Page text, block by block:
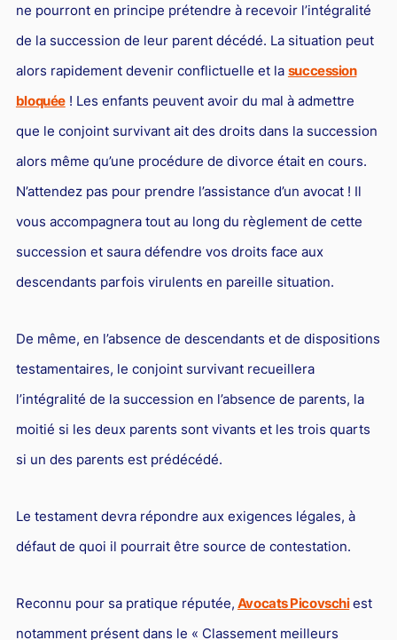
ne pourront en principe prétendre à recevoir l’intégralité
de la succession de leur parent décédé. La situation peut
alors rapidement devenir conflictuelle et la succession
bloquée! Les enfants peuvent avoir du mal à admettre
que le conjoint survivant ait des droits dans la succession
alors même qu’une procédure de divorce était en cours.
N’attendez pas pour prendre l’assistance d’un avocat ! Il
vous accompagnera tout au long du règlement de cette
succession et saura défendre vos droits face aux
descendants parfois virulents en pareille situation.
De même, en l’absence de descendants et de dispositions
testamentaires, le conjoint survivant recueillera
l’intégralité de la succession en l’absence de parents, la
moitié si les deux parents sont vivants et les trois quarts
si un des parents est prédécédé.
Le testament devra répondre aux exigences légales, à
défaut de quoi il pourrait être source de contestation.
Reconnu pour sa pratique réputée, Avocats Picovschiest
notamment présent dans le « Classement meilleurs